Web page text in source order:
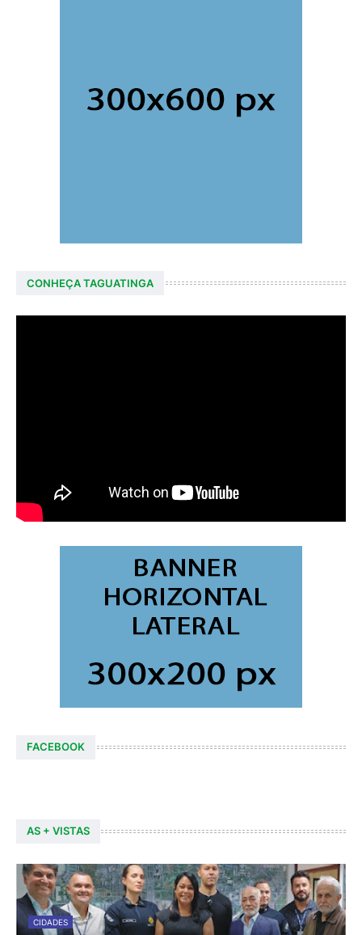
CONHEÇA TAGUATINGA
FACEBOOK
AS + VISTAS
CIDADES